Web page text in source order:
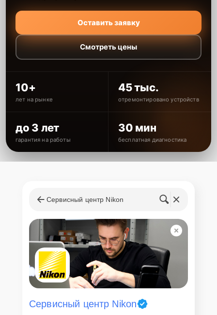
Оставить заявку
Смотреть цены
10+
лет на рынке
45 тыс.
отремонтировано устройств
до 3 лет
гарантия на работы
30 мин
бесплатная диагностика
Сервисный центр Nikon
Сервисный центр Nikon